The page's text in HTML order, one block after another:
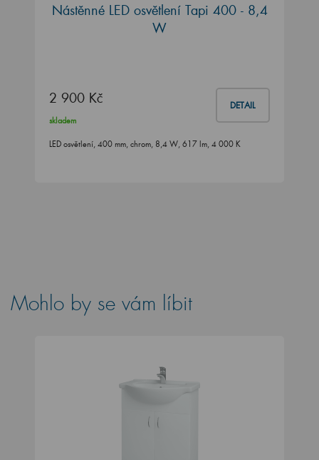
Nástěnné LED osvětlení Tapi 400 - 8,4
W
2 900 Kč DETAIL
skladem
LED osvětlení, 400 mm, chrom, 8,4 W, 617 lm, 4 000 K
Mohlo by se vám líbit